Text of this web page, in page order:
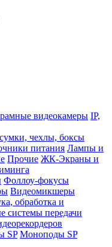
видеокамеры IP,
чехлы, боксы
питания Лампы и
Прочие ЖК-Экраны и
Фоллоу-фокусы
Видеомикшеры
обработка и
системы передачи
SP Моноподы SP